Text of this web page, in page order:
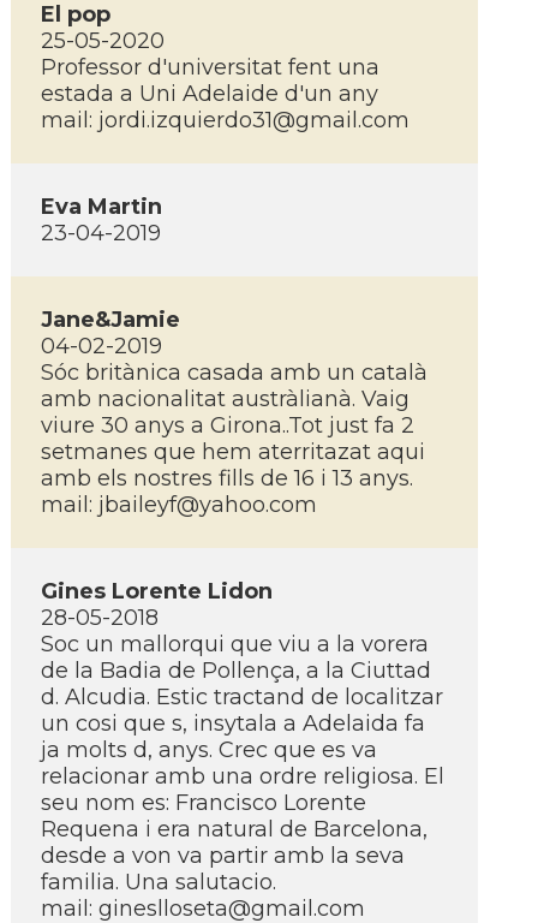
El pop
25-05-2020
Professor d'universitat fent una
estada a Uni Adelaide d'un any
mail: jordi.izquierdo31@gmail.com
Eva Martin
23-04-2019
Jane&Jamie
04-02-2019
Sóc britànica casada amb un català
amb nacionalitat austràlianà. Vaig
viure 30 anys a Girona..Tot just fa 2
setmanes que hem aterritazat aqui
amb els nostres fills de 16 i 13 anys.
mail: jbaileyf@yahoo.com
Gines Lorente Lidon
28-05-2018
Soc un mallorqui que viu a la vorera
de la Badia de Pollença, a la Ciuttad
d. Alcudia. Estic tractand de localitzar
un cosi que s, insytala a Adelaida fa
ja molts d, anys. Crec que es va
relacionar amb una ordre religiosa. El
seu nom es: Francisco Lorente
Requena i era natural de Barcelona,
desde a von va partir amb la seva
familia. Una salutacio.
mail: gineslloseta@gmail.com